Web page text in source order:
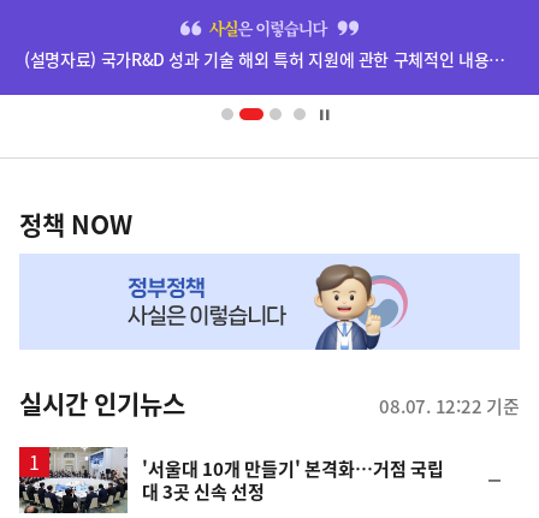
배
영
(설명자료) 국가R&D 성과 기술 해외 특허 지원에 관한 구체적인 내용은 확정되지 않았습니다.
책
NOW,
뉴
스
정책 NOW
실시간 인기뉴스 08.07. 12:22 기준
'서울대 10개 만들기' 본격화…거점 국립
대 3곳 신속 선정